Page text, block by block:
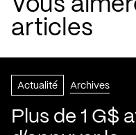
Vous
articles
Actualité Archives
Plus de 1 G$